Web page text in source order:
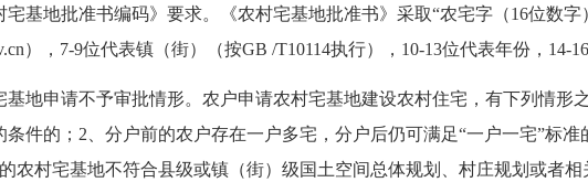
地批准书编码》要求。《农村宅基地批准书》采取“农宅字（16位数字
），7-9位代表镇（街）（按GB /T10114执行），10-13位代表年份，14-
申请不予审批情形。农户申请农村宅基地建设农村住宅，有下列情形
条件的；2、分户前的农户存在一户多宅，分户后仍可满足“一户一宅”标
农村宅基地不符合县级或镇（街）级国土空间总体规划、村庄规划或者